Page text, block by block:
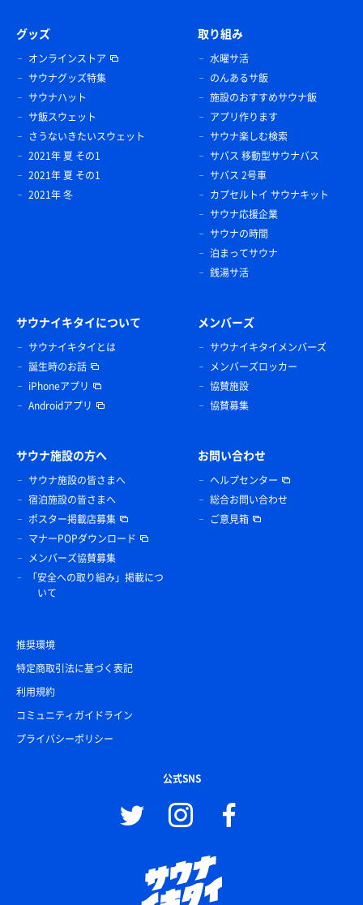
グッズ
オンラインストア
サウナグッズ特集
サウナハット
サ飯スウェット
さうないきたいスウェット
2021年 夏 その1
2021年 夏 その1
2021年 冬
取り組み
水曜サ活
のんあるサ飯
施設のおすすめサウナ飯
アプリ作ります
サウナ楽しむ検索
サバス 移動型サウナバス
サバス 2号車
カプセルトイ サウナキット
サウナ応援企業
サウナの時間
泊まってサウナ
銭湯サ活
サウナイキタイについて
サウナイキタイとは
誕生時のお話
iPhoneアプリ
Androidアプリ
メンバーズ
サウナイキタイメンバーズ
メンバーズロッカー
協賛施設
協賛募集
サウナ施設の方へ
サウナ施設の皆さまへ
宿泊施設の皆さまへ
ポスター掲載店募集
マナーPOPダウンロード
メンバーズ協賛募集
「安全への取り組み」掲載につ
いて
お問い合わせ
ヘルプセンター
総合お問い合わせ
ご意見箱
推奨環境
特定商取引法に基づく表記
利用規約
コミュニティガイドライン
プライバシーポリシー
公式SNS